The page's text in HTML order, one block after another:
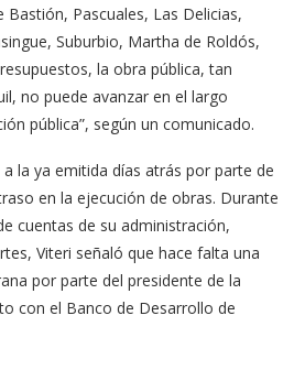
Bastión, Pascuales, Las Delicias,
Suburbio, Martha de Roldós,
la obra pública, tan
no puede avanzar en el largo
pública”, según un comunicado.
la ya emitida días atrás por parte de
en la ejecución de obras. Durante
cuentas de su administración,
Viteri señaló que hace falta una
por parte del presidente de la
con el Banco de Desarrollo de